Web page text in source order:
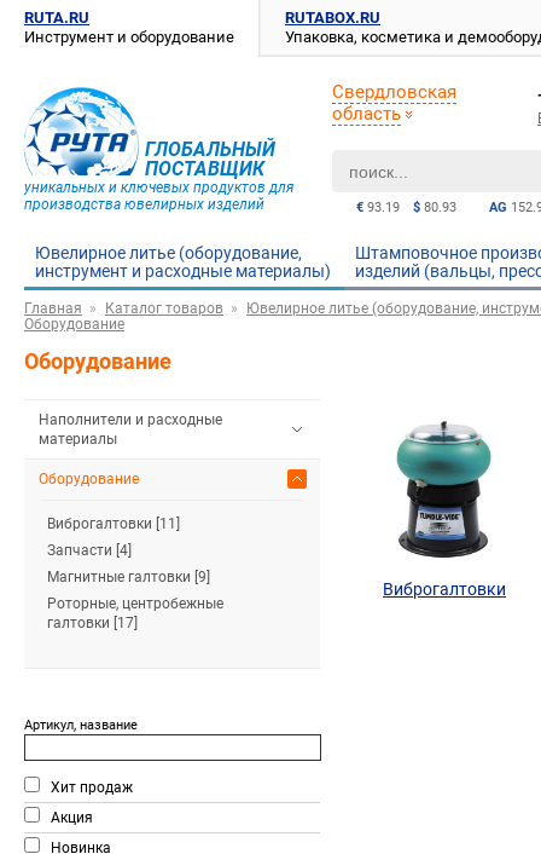
RUTA.RU
Инструмент и оборудование
RUTABOX.RU
Упаковка, косметика и
ГЛОБАЛЬНЫЙ
ПОСТАВЩИК
уникальных и ключевых продуктов для
производства ювелирных изделий
AG
€ 93.19 $ 80.93
Свердловская
область
Ювелирное литье (оборудование,
инструмент и расходные материалы)
Штамповочное
изделий (вальцы,
Главная Каталог товаров
Ювелирное литье (оборудование,
Оборудование
Оборудование
Наполнители и расходные
материалы
Оборудование
Виброгалтовки [11]
Запчасти [4]
Магнитные галтовки [9]
Роторные, центробежные
галтовки [17]
Артикул, название
Хит продаж
Акция
Новинка
Виброгалтовки